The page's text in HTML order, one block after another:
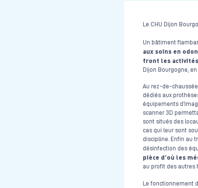
Le CHU Dijon
Un bâtiment
aux soins en
front les
Dijon Bourgogne,
Au rez-de-
dédiés aux
équipements
scanner 3D
sont situés des
cas qui leur sont
discipline. Enfin au
désinfection des
pièce d’où les
au profit des autres
Le fonctionnement